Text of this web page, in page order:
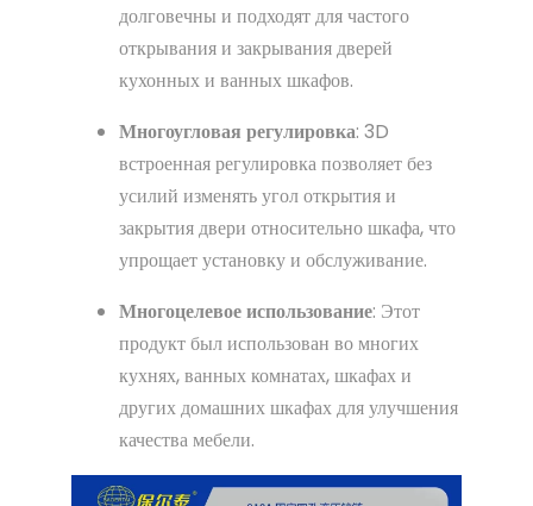
долговечны и подходят для частого
открывания и закрывания дверей
кухонных и ванных шкафов.
Многоугловая регулировка: 3D
встроенная регулировка позволяет без
усилий изменять угол открытия и
закрытия двери относительно шкафа, что
упрощает установку и обслуживание.
Многоцелевое использование: Этот
продукт был использован во многих
кухнях, ванных комнатах, шкафах и
других домашних шкафах для улучшения
качества мебели.